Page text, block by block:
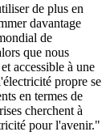
de plus en
davantage
de
que nous
accessible à une
propre se
en termes de
cherchent à
pour l'avenir."